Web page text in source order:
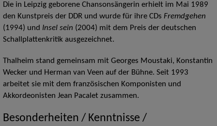
Die in Leipzig geborene Chansonsängerin erhielt im Mai 1989
den Kunstpreis der DDR und wurde für ihre CDs Fremdgehen
(1994) und Insel sein (2004) mit dem Preis der deutschen
Schallplattenkritik ausgezeichnet.
Thalheim stand gemeinsam mit Georges Moustaki, Konstantin
Wecker und Herman van Veen auf der Bühne. Seit 1993
arbeitet sie mit dem französischen Komponisten und
Akkordeonisten Jean Pacalet zusammen.
Besonderheiten / Kenntnisse /